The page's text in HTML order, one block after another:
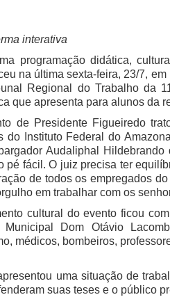
interativa
programação didática,
na última sexta-feira, 23/7,
Regional do Trabalho da
que apresenta para alunos da
de Presidente Figueiredo
do Instituto Federal do
Audaliphal
pé fácil. O juiz precisa ter
de todos os empregados
em trabalhar com os
cultural do evento ficou
Municipal Dom Otávio
médicos, bombeiros,
uma situação de
suas teses e o público